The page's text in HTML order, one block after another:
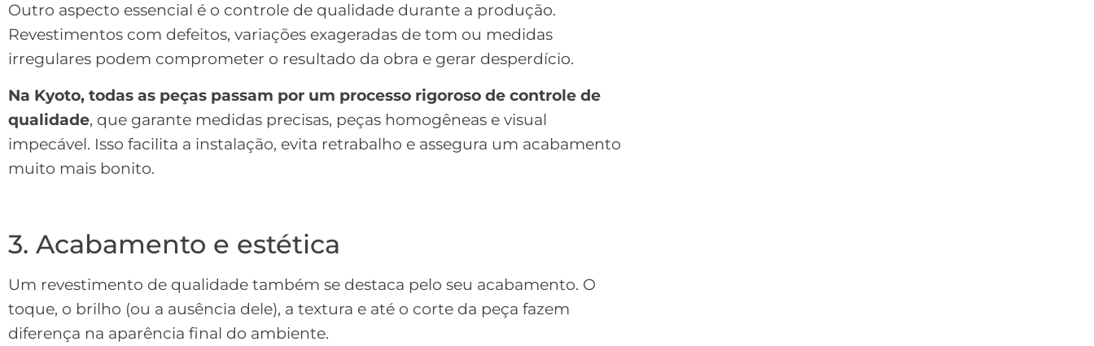
Outro aspecto essencial é o controle de qualidade durante a produção.
Revestimentos com defeitos, variações exageradas de tom ou medidas
irregulares podem comprometer o resultado da obra e gerar desperdício.
Na Kyoto, todas as peças passam por um processo rigoroso de controle de
qualidade, que garante medidas precisas, peças homogêneas e visual
impecável. Isso facilita a instalação, evita retrabalho e assegura um acabamento
muito mais bonito.
3. Acabamento e estética
Um revestimento de qualidade também se destaca pelo seu acabamento. O
toque, o brilho (ou a ausência dele), a textura e até o corte da peça fazem
diferença na aparência final do ambiente.